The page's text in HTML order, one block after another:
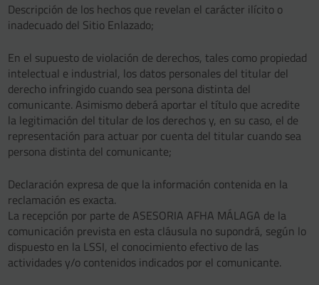
Descripción de los hechos que revelan el carácter ilícito o
inadecuado del Sitio Enlazado;
En el supuesto de violación de derechos, tales como propiedad
intelectual e industrial, los datos personales del titular del
derecho infringido cuando sea persona distinta del
comunicante. Asimismo deberá aportar el título que acredite
la legitimación del titular de los derechos y, en su caso, el de
representación para actuar por cuenta del titular cuando sea
persona distinta del comunicante;
Declaración expresa de que la información contenida en la
reclamación es exacta.
La recepción por parte de ASESORIA AFHA MÁLAGA de la
comunicación prevista en esta cláusula no supondrá, según lo
dispuesto en la LSSI, el conocimiento efectivo de las
actividades y/o contenidos indicados por el comunicante.